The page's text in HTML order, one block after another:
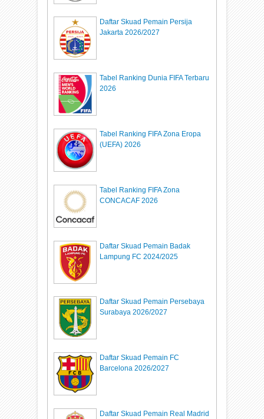
Daftar Skuad Pemain Persija
Jakarta 2026/2027
Tabel Ranking Dunia FIFA Terbaru
2026
Tabel Ranking FIFA Zona Eropa
(UEFA) 2026
Tabel Ranking FIFA Zona
CONCACAF 2026
Daftar Skuad Pemain Badak
Lampung FC 2024/2025
Daftar Skuad Pemain Persebaya
Surabaya 2026/2027
Daftar Skuad Pemain FC
Barcelona 2026/2027
Daftar Skuad Pemain Real Madrid